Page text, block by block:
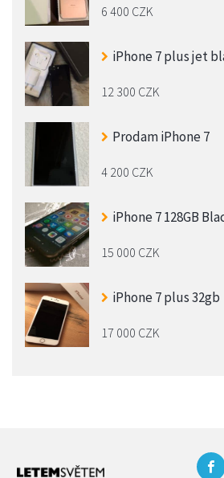
6 400 CZK
iPhone 7 plus jet
12 300 CZK
Prodam iPhone 7
4 200 CZK
iPhone 7 128GB
15 000 CZK
iPhone 7 plus 32gb
17 000 CZK